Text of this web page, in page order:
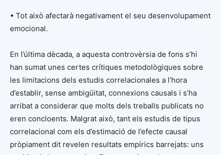
• Tot això afectarà negativament el seu desenvolupament
emocional.
En l’última dècada, a aquesta controvèrsia de fons s’hi
han sumat unes certes crítiques metodològiques sobre
les limitacions dels estudis correlacionales a l’hora
d’establir, sense ambigüitat, connexions causals i s’ha
arribat a considerar que molts dels treballs publicats no
eren concloents. Malgrat això, tant els estudis de tipus
correlacional com els d’estimació de l’efecte causal
pròpiament dit revelen resultats empírics barrejats: uns